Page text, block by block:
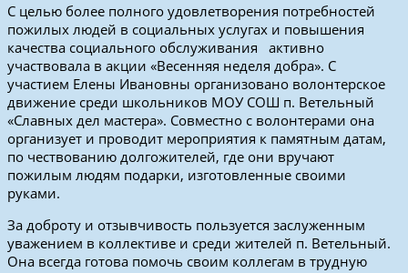
С целью более полного удовлетворения потребностей
пожилых людей в социальных услугах и повышения
качества социального обслуживания активно
участвовала в акции «Весенняя неделя добра». С
участием Елены Ивановны организовано волонтерское
движение среди школьников МОУ СОШ п. Ветельный
«Славных дел мастера». Совместно с волонтерами она
организует и проводит мероприятия к памятным датам,
по чествованию долгожителей, где они вручают
пожилым людям подарки, изготовленные своими
руками.
За доброту и отзывчивость пользуется заслуженным
уважением в коллективе и среди жителей п. Ветельный.
Она всегда готова помочь своим коллегам в трудную